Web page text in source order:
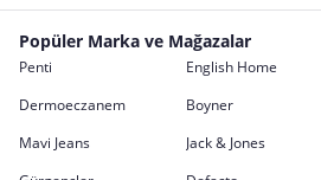
Popüler Marka ve Mağazalar
Penti English Home
Dermoeczanem
Boyner
Mavi Jeans
Jack & Jones